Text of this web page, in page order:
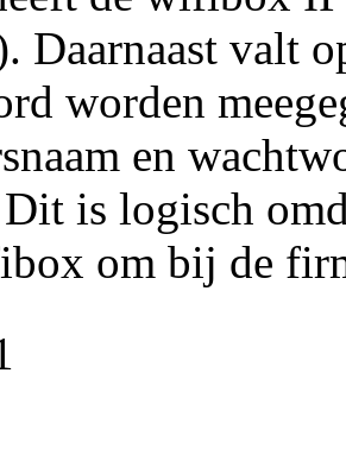
Daarnaast valt
worden
en
is logisch
om bij de